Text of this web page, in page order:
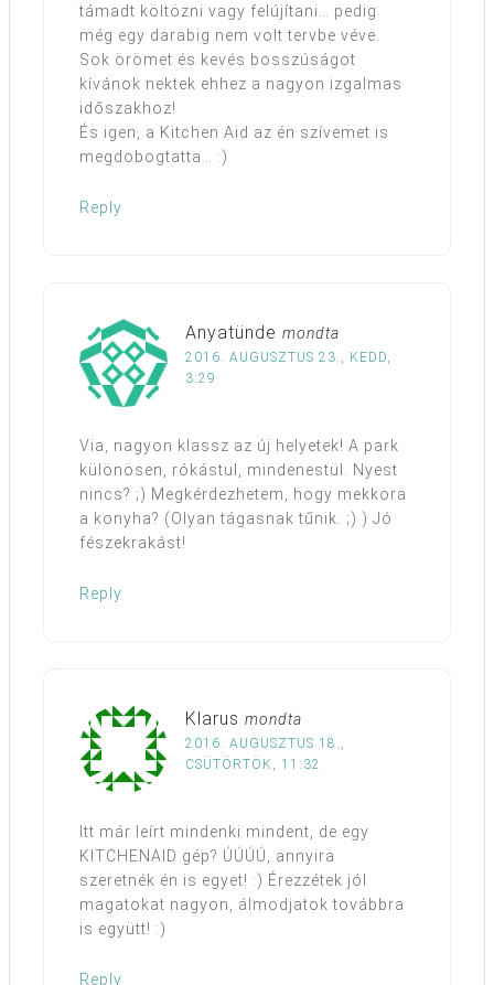
támadt költözni vagy felújítani… pedig
még egy darabig nem volt tervbe véve.
Sok örömet és kevés bosszúságot
kívánok nektek ehhez a nagyon izgalmas
időszakhoz!
És igen, a Kitchen Aid az én szívemet is
megdobogtatta… :)
Reply
Anyatünde mondta
2016. AUGUSZTUS 23., KEDD,
3:29
Via, nagyon klassz az új helyetek! A park
különösen, rókástul, mindenestül. Nyest
nincs? ;) Megkérdezhetem, hogy mekkora
a konyha? (Olyan tágasnak tűnik. ;) ) Jó
fészekrakást!
Reply
Klarus mondta
2016. AUGUSZTUS 18.,
CSÜTÖRTÖK, 11:32
Itt már leírt mindenki mindent, de egy
KITCHENAID gép? ÚÚÚÚ, annyira
szeretnék én is egyet! :) Érezzétek jól
magatokat nagyon, álmodjatok továbbra
is együtt! :)
Reply